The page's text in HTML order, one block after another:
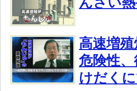
高速増
危険性
けだく